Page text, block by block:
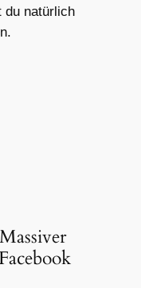
du natürlich